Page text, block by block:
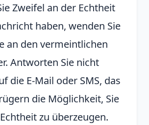
Zweifel an der Echtheit
haben, wenden Sie
an den vermeintlichen
Antworten Sie nicht
die E-Mail oder SMS, das
die Möglichkeit, Sie
zu überzeugen.